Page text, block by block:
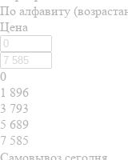
По алфавиту
Цена
0
1 896
3 793
5 689
7 585
Самовывоз сегодня